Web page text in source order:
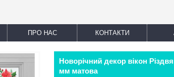
ПРО НАС КОНТАКТИ
Новорічний декор вікон
мм матова